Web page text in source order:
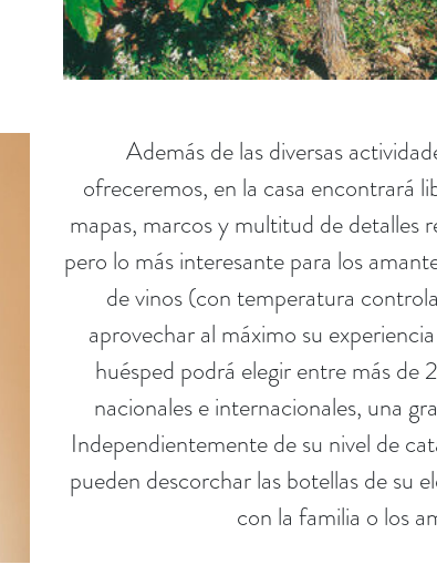
Además de las diversas
ofreceremos, en la casa encontrará
mapas, marcos y multitud de detalles
pero lo más interesante para los
de vinos (con temperatura
aprovechar al máximo su
huésped podrá elegir entre más de
nacionales e internacionales, una
Independientemente de su nivel de
pueden descorchar las botellas de su
con la familia o los